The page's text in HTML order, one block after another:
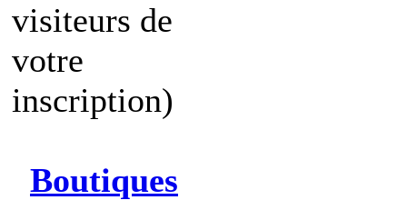
visiteurs de
votre
inscription)
Boutiques